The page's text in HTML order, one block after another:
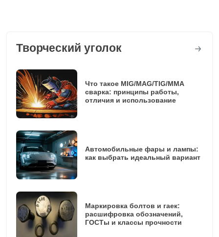
Творческий уголок
Что такое MIG/MAG/TIG/MMA
сварка: принципы работы,
отличия и использование
Автомобильные фары и лампы:
как выбрать идеальный вариант
Маркировка болтов и гаек:
расшифровка обозначений,
ГОСТы и классы прочности